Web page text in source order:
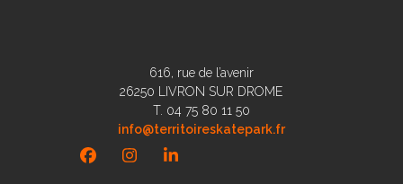
616, rue de l’avenir
26250 LIVRON SUR DROME
T. 04 75 80 11 50
info@territoireskatepark.fr
FacebookInstagramLinkedIn